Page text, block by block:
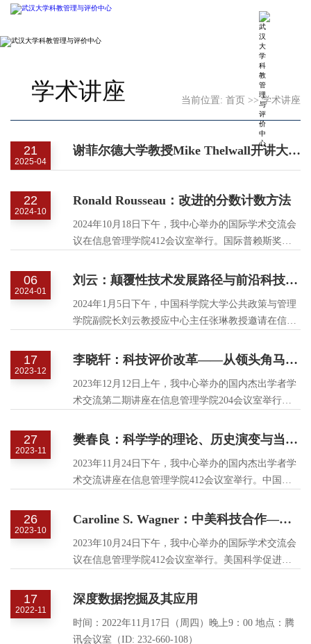
当前位置: 首页 >>学术讲座
学术讲座
21
2025-04
谢菲尔德大学教授Mike Thelwall开讲大语言模型在科研评价中的应用潜力与风险
22
2024-10
Ronald Rousseau：改进的分数计数方法
2024年10月18日下午，我中心举办的国际学术交流会
议在信息管理学院412会议室举行。国际普赖斯奖获
Rousseau）教授以“Modified Fractional Counting”为题
06
2024-01
刘云：颠覆性技术发展路径与前沿科技融合创新
2024年1月5日下午，中国科学院大学公共政策与管理
学院副院长刘云教授应中心主任张琳教授邀请在信息
技融合创新”的学术报告，学院副院长吴江教授主持报
17
2023-12
李晓轩：科技评价改革——从领头角马到彩虹桥
2023年12月12日上午，我中心举办的国内杰出学者学
术交流第二期讲座在信息管理学院204会议室举行。
研究中心主任、中国科学院大学公共政策与管理学院
领头角马到彩虹桥”为题进行了演讲。
27
2023-11
樊春良：科学学的理论、历史演变与当代使命
2023年11月24日下午，我中心举办的国内杰出学者学
术交流讲座在信息管理学院412会议室举行。中国科
学公共政策与管理学院岗位教授、博士生导师樊春良
演讲。
26
2023-10
Caroline S. Wagner：中美科技合作——对治理的挑战
2023年10月24日下午，我中心举办的国际学术交流会
议在信息管理学院412会议室举行。美国科学促进会
学与工程办公室咨询委员会主席、美国外交关系委员
纳（Caroline S. Wagner）教授以“China-United States
17
2022-11
深度数据挖掘及其应用
时间：2022年11月17日（周四）晚上9：00 地点：腾
讯会议室（ID: 232-660-108）